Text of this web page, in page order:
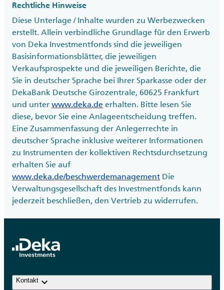
Rechtliche Hinweise
Diese Unterlage / Inhalte wurden zu Werbezwecken
erstellt. Allein verbindliche Grundlage für den Erwerb
von Deka Investmentfonds sind die jeweiligen
Basisinformationsblätter, die jeweiligen
Verkaufsprospekte und die jeweiligen Berichte, die
Sie in deutscher Sprache bei Ihrer Sparkasse oder der
DekaBank Deutsche Girozentrale, 60625 Frankfurt
und unter www.deka.de erhalten. Bitte lesen Sie
diese, bevor Sie eine Anlageentscheidung treffen.
Eine Zusammenfassung der Anlegerrechte in
deutscher Sprache inklusive weiterer Informationen
zu Instrumenten der kollektiven Rechtsdurchsetzung
erhalten Sie auf
www.deka.de/beschwerdemanagement Die
Verwaltungsgesellschaft des Investmentfonds kann
jederzeit beschließen, den Vertrieb zu widerrufen.
Kontakt keyboard_arrow_down